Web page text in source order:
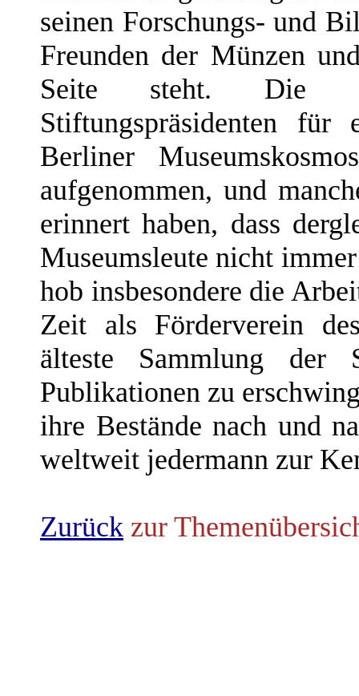
seinen Forschungs- und
Freunden der Münzen
Seite steht. Die
Stiftungspräsidenten
Berliner
aufgenommen, und
erinnert haben, dass
Museumsleute nicht
hob insbesondere die
Zeit als Förderverein
älteste Sammlung der
Publikationen zu
ihre Bestände nach und
weltweit jedermann zur
Zurück zur